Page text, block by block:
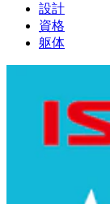
設計
資格
躯体